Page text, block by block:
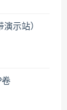
示站）
卷